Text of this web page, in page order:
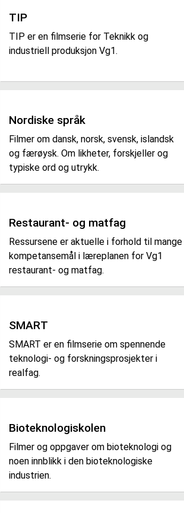
TIP
TIP er en filmserie for Teknikk og
industriell produksjon Vg1.
Nordiske språk
Filmer om dansk, norsk, svensk, islandsk
og færøysk. Om likheter, forskjeller og
typiske ord og utrykk.
Restaurant- og matfag
Ressursene er aktuelle i forhold til mange
kompetansemål i læreplanen for Vg1
restaurant- og matfag.
SMART
SMART er en filmserie om spennende
teknologi- og forskningsprosjekter i
realfag.
Bioteknologiskolen
Filmer og oppgaver om bioteknologi og
noen innblikk i den bioteknologiske
industrien.